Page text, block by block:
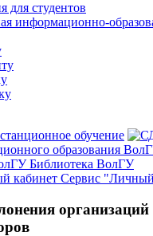
для студентов
информационно-
обучение
образования
Библиотека ВолГУ
Сервис
организаций